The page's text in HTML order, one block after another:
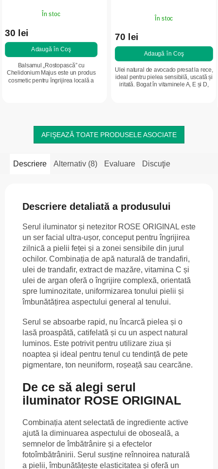
În stoc
30 lei
Adaugă în Coş
Balsamul „Rostopască” cu
Chelidonium Majus este un produs
cosmetic pentru îngrijirea locală a
În stoc
70 lei
Adaugă în Coş
Ulei natural de avocado presat la rece,
ideal pentru pielea sensibilă, uscată și
iritată. Bogat în vitaminele A, E și D,
AFIŞEAZĂ TOATE PRODUSELE ASOCIATE
Descriere Alternativ (8) Evaluare Discuţie
Descriere detaliată a produsului
Serul iluminator și netezitor ROSE ORIGINAL este
un ser facial ultra-ușor, conceput pentru îngrijirea
zilnică a pielii feței și a zonei sensibile din jurul
ochilor. Combinația de apă naturală de trandafiri,
ulei de trandafir, extract de mazăre, vitamina C și
ulei de argan oferă o îngrijire complexă, orientată
spre luminozitate, uniformizarea tonului pielii și
îmbunătățirea aspectului general al tenului.
Serul se absoarbe rapid, nu încarcă pielea și o
lasă proaspătă, catifelată și cu un aspect natural
luminos. Este potrivit pentru utilizare ziua și
noaptea și ideal pentru tenul cu tendință de pete
pigmentare, ton neuniform, roșeață sau cearcăne.
De ce să alegi serul
iluminator ROSE ORIGINAL
Combinația atent selectată de ingrediente active
ajută la diminuarea aspectului de oboseală, a
semnelor de îmbătrânire și a efectelor
fotoîmbătrânirii. Serul susține reînnoirea naturală
a pielii, îmbunătățește elasticitatea și oferă un